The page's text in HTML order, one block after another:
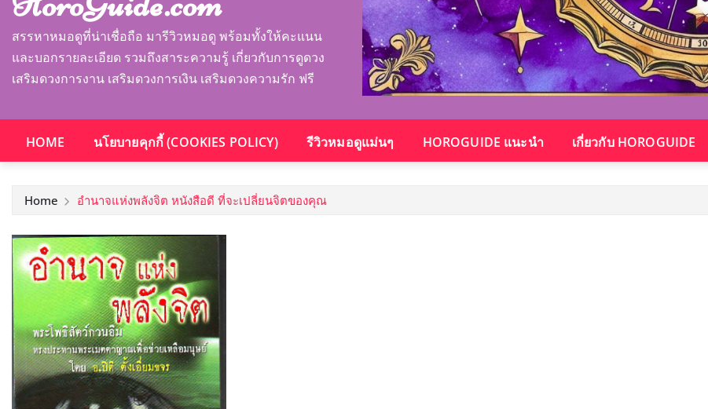
สรรหาหมอดูที่น่าเชื่อถือ มารีวิวหมอดู พร้อมทั้งให้คะแนน
และบอกรายละเอียด รวมถึงสาระความรู้ เกี่ยวกับการดูดวง
เสริมดวงการงาน เสริมดวงการเงิน เสริมดวงความรัก ฟรี
HOME นโยบายคุกกี้ (COOKIES POLICY) รีวิวหมอดูแม่นๆ HOROGUIDE แนะนำ เกี่ยวกับ HOROGUIDE
Home อำนาจแห่งพลังจิต หนังสือดี ที่จะเปลี่ยนจิตของคุณ